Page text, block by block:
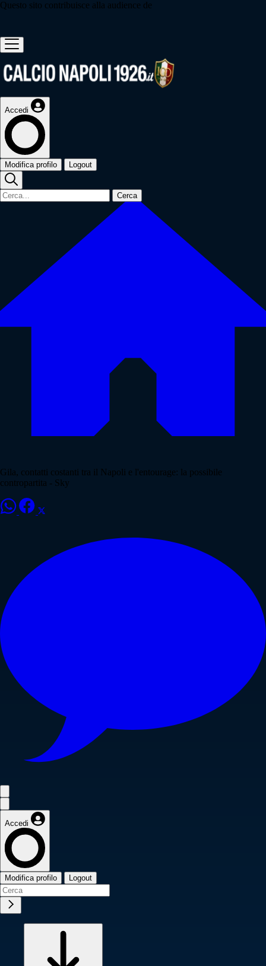
Questo sito contribuisce alla audience de
Accedi
Modifica profilo Logout
Cerca
Gila, contatti costanti tra il Napoli e l'entourage: la possibile
contropartita - Sky
Accedi
Modifica profilo Logout